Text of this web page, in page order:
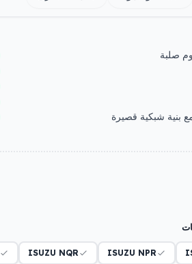
صلبة
بنية شبكية قصيرة
ISUZU NPR
ISUZU NQR